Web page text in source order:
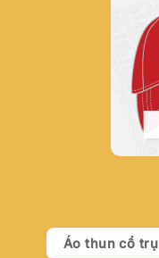
Áo thun cổ trụ